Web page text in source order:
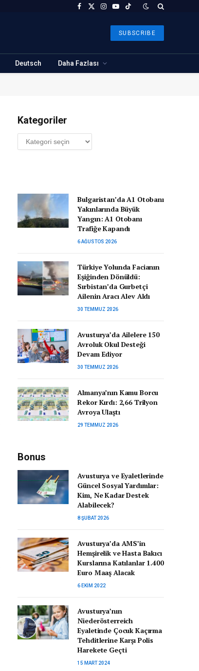
Facebook
X
Instagram
YouTubeTikTok
SUBSCRIBE
Deutsch Daha Fazlası
Kategoriler
Kategoriler
Bulgaristan’da A1 Otobanı
Yakınlarında Büyük
Yangın: A1 Otobanı
Trafiğe Kapandı
6 AĞUSTOS 2026
Türkiye Yolunda Facianın
Eşiğinden Dönüldü:
Sırbistan’da Gurbetçi
Ailenin Aracı Alev Aldı
30 TEMMUZ 2026
Avusturya’da Ailelere 150
Avroluk Okul Desteği
Devam Ediyor
30 TEMMUZ 2026
Almanya’nın Kamu Borcu
Rekor Kırdı: 2,66 Trilyon
Avroya Ulaştı
29 TEMMUZ 2026
Bonus
Avusturya ve Eyaletlerinde
Güncel Sosyal Yardımlar:
Kim, Ne Kadar Destek
Alabilecek?
8 ŞUBAT 2026
Avusturya’da AMS’in
Hemşirelik ve Hasta Bakıcı
Kurslarına Katılanlar 1.400
Euro Maaş Alacak
6 EKIM 2022
Avusturya’nın
Niederösterreich
Eyaletinde Çocuk Kaçırma
Tehditlerine Karşı Polis
Harekete Geçti
15 MART 2024